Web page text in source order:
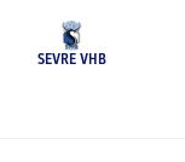
SEVRE VHB